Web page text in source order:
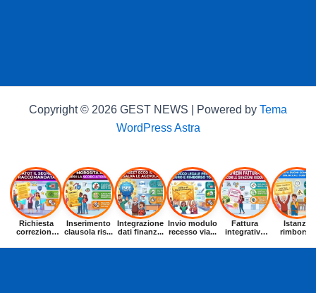
Copyright © 2026 GEST NEWS | Powered by Tema
WordPress Astra
Richiesta
correzione
Inserimento
clausola ris...
Integrazione
dati finanz...
Invio modulo
recesso via...
Fattura
integrativa
Istanza
rimborso